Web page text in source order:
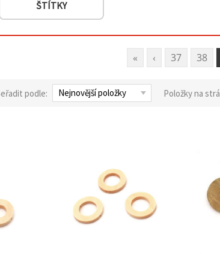
ŠTÍTKY
« ‹ 37 38
podle: Položky na